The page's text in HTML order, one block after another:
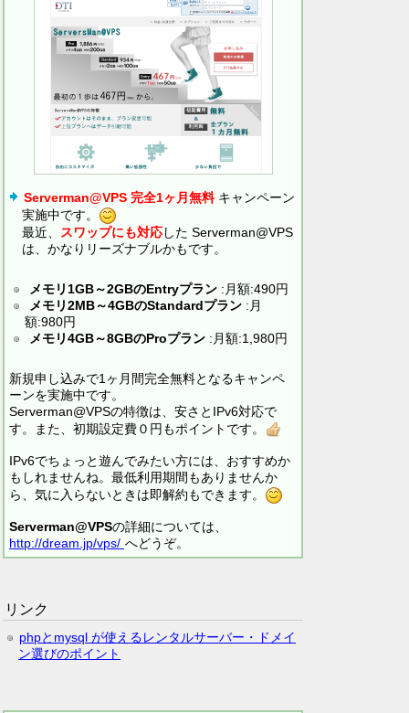
Serverman@VPS 完全1ヶ月無料キャンペーン
実施中です。
最近、
スワップにも対応した Serverman@VPS
は、かなりリーズナブルかもです。
メモリ1GB～2GBのEntryプラン :月額:490円
メモリ2MB～4GBのStandardプラン :月
額:980円
メモリ4GB～8GBのProプラン :月額:1,980円
新規申し込みで1ヶ月間完全無料となるキャンペ
ーンを実施中です。
Serverman@VPSの特徴は、安さとIPv6対応で
す。また、初期設定費０円もポイントです。
IPv6でちょっと遊んでみたい方には、おすすめか
もしれませんね。最低利用期間もありませんか
ら、気に入らないときは即解約もできます。
Serverman@VPSの詳細については、
http://dream.jp/vps/ へどうぞ。
リンク
phpとmysql が使えるレンタルサーバー・ドメイ
ン選びのポイント